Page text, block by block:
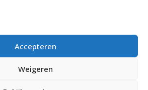
Accepteren
Weigeren